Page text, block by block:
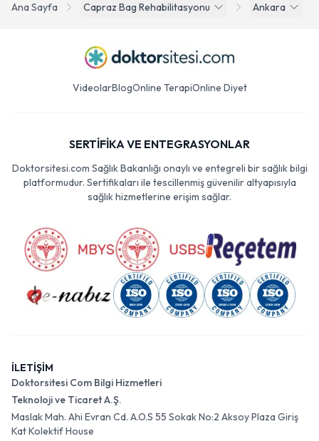
Ana Sayfa Capraz Bag Rehabilitasyonu Ankara
VideolarBlogOnline TerapiOnline Diyet
SERTİFİKA VE ENTEGRASYONLAR
Doktorsitesi.com Sağlık Bakanlığı onaylı ve entegreli bir sağlık bilgi
platformudur. Sertifikaları ile tescillenmiş güvenilir altyapısıyla
sağlık hizmetlerine erişim sağlar.
İLETİŞİM
Doktorsitesi Com Bilgi Hizmetleri
Teknoloji ve Ticaret A.Ş.
Maslak Mah. Ahi Evran Cd. A.O.S 55 Sokak No:2 Aksoy Plaza Giriş
Kat Kolektif House